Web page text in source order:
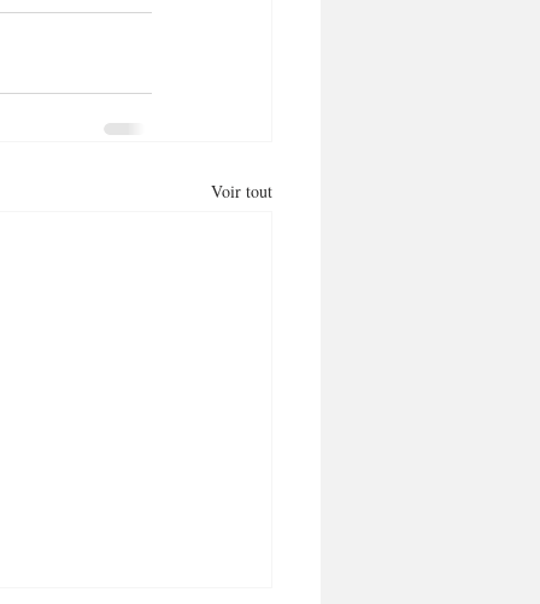
Voir tout